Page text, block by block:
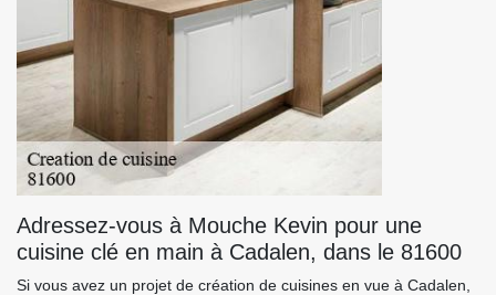
Adressez-vous à Mouche Kevin pour une
cuisine clé en main à Cadalen, dans le 81600
Si vous avez un projet de création de cuisines en vue à Cadalen,